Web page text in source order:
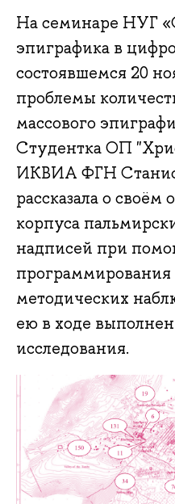
На семинаре НУГ
эпиграфика в
состоявшемся 20
проблемы
массового
Студентка ОП
ИКВИА ФГН
рассказала о своём
корпуса
надписей при
методических
ею в ходе
исследования.